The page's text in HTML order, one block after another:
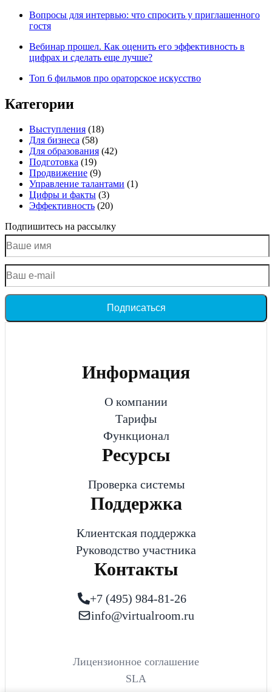
Вопросы для интервью: что спросить у приглашенного
гостя
Вебинар прошел. Как оценить его эффективность в
цифрах и сделать еще лучше?
Топ 6 фильмов про ораторское искусство
Категории
Выступления (18)
Для бизнеса (58)
Для образования (42)
Подготовка (19)
Продвижение (9)
Управление талантами (1)
Цифры и факты (3)
Эффективность (20)
Подпишитесь на рассылку
Подписаться
Информация
О компании
Тарифы
Функционал
Ресурсы
Проверка системы
Поддержка
Клиентская поддержка
Руководство участника
Контакты
+7 (495) 984-81-26
info@virtualroom.ru
Лицензионное соглашение
SLA